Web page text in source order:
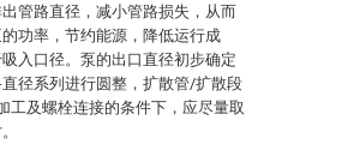
管路直径，减小管路损失，从而
功率，节约能源，降低运行成
入口径。泵的出口直径初步确定
径系列进行圆整，扩散管/扩散段
工及螺栓连接的条件下，应尽量取